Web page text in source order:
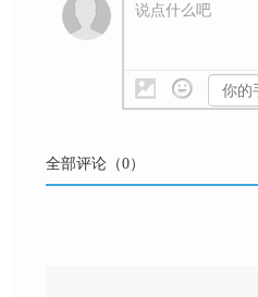
说点什么吧
全部评论（0）